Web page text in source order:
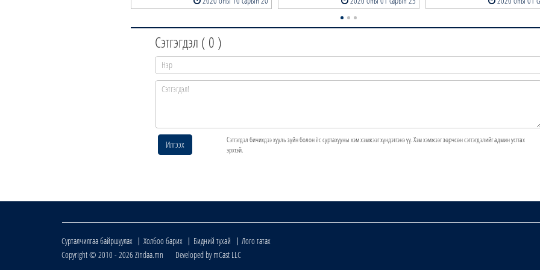
Сэтгэгдэл ( 0 )
Илгээх
Сэтгэгдэл бичихдээ хууль зүйн болон ёс суртахууны хэм хэмжээг хүндэтгэнэ үү. Хэм хэмжээг зөрчсөн сэтгэгдэлийг админ устгах
эрхтэй.
Сурталчилгаа байршуулах Холбоо барих Бидний тухай
Лого татах
Copyright © 2010 - 2026 Zindaa.mn Developed by mCast LLC